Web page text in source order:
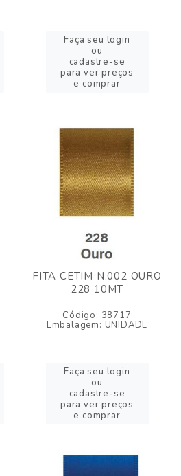
Faça seu login
ou
cadastre-se
para ver preços
e comprar
FITA CETIM N.002 OURO
228 10MT
Código: 38717
Embalagem: UNIDADE
Faça seu login
ou
cadastre-se
para ver preços
e comprar